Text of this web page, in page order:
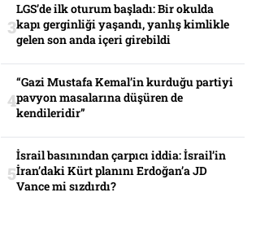
LGS’de ilk oturum başladı: Bir okulda
kapı gerginliği yaşandı, yanlış kimlikle
gelen son anda içeri girebildi
“Gazi Mustafa Kemal’in kurduğu partiyi
pavyon masalarına düşüren de
kendileridir”
İsrail basınından çarpıcı iddia: İsrail’in
İran’daki Kürt planını Erdoğan’a JD
Vance mi sızdırdı?